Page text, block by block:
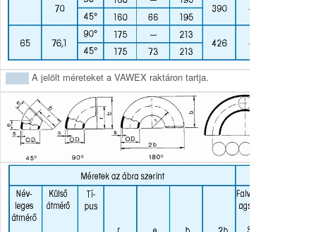
A jelölt méreteket a VAWEX raktáron tartja.